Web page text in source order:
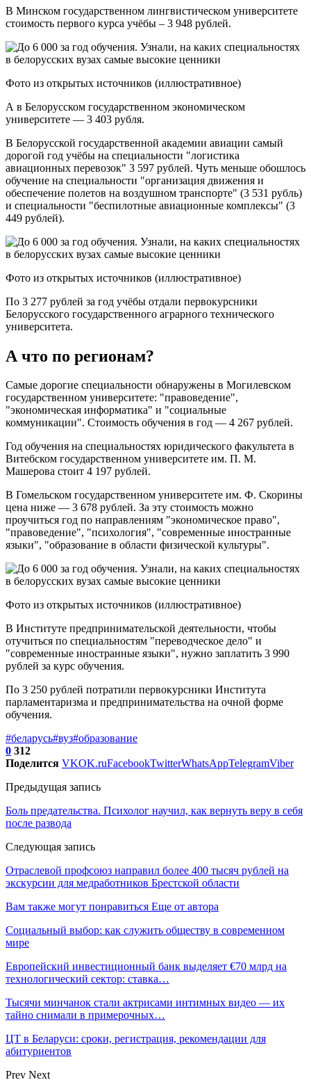
В Минском государственном лингвистическом университете
стоимость первого курса учёбы – 3 948 рублей.
Фото из открытых источников (иллюстративное)
А в Белорусском государственном экономическом
университете — 3 403 рубля.
В Белорусской государственной академии авиации самый
дорогой год учёбы на специальности "логистика
авиационных перевозок" 3 597 рублей. Чуть меньше обошлось
обучение на специальности "организация движения и
обеспечение полетов на воздушном транспорте" (3 531 рубль)
и специальности "беспилотные авиационные комплексы" (3
449 рублей).
Фото из открытых источников (иллюстративное)
По 3 277 рублей за год учёбы отдали первокурсники
Белорусского государственного аграрного технического
университета.
А что по регионам?
Самые дорогие специальности обнаружены в Могилевском
государственном университете: "правоведение",
"экономическая информатика" и "социальные
коммуникации". Стоимость обучения в год — 4 267 рублей.
Год обучения на специальностях юридического факультета в
Витебском государственном университете им. П. М.
Машерова стоит 4 197 рублей.
В Гомельском государственном университете им. Ф. Скорины
цена ниже — 3 678 рублей. За эту стоимость можно
проучиться год по направлениям "экономическое право",
"правоведение", "психология", "современные иностранные
языки", "образование в области физической культуры".
Фото из открытых источников (иллюстративное)
В Институте предпринимательской деятельности, чтобы
отучиться по специальностям "переводческое дело" и
"современные иностранные языки", нужно заплатить 3 990
рублей за курс обучения.
По 3 250 рублей потратили первокурсники Института
парламентаризма и предпринимательства на очной форме
обучения.
#беларусь#вуз#образование
0 312
Поделится VKOK.ruFacebookTwitterWhatsAppTelegramViber
Предыдущая запись
Боль предательства. Психолог научил, как вернуть веру в себя
после развода
Следующая запись
Отраслевой профсоюз направил более 400 тысяч рублей на
экскурсии для медработников Брестской области
Вам также могут понравиться Еще от автора
Социальный выбор: как служить обществу в современном
мире
Европейский инвестиционный банк выделяет €70 млрд на
технологический сектор: ставка…
Тысячи минчанок стали актрисами интимных видео — их
тайно снимали в примерочных…
ЦТ в Беларуси: сроки, регистрация, рекомендации для
абитуриентов
Prev Next